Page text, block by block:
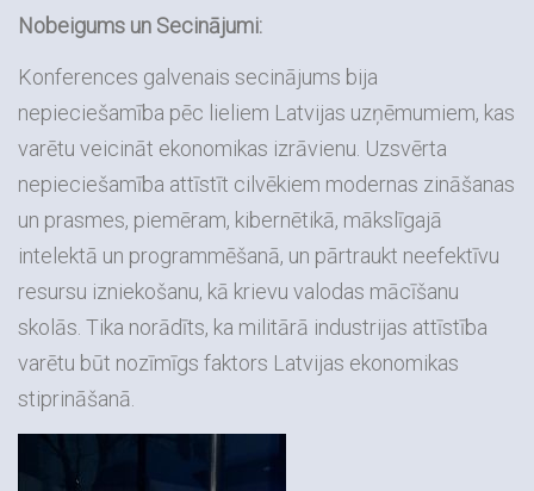
Nobeigums un Secinājumi:
Konferences galvenais secinājums bija
nepieciešamība pēc lieliem Latvijas uzņēmumiem, kas
varētu veicināt ekonomikas izrāvienu. Uzsvērta
nepieciešamība attīstīt cilvēkiem modernas zināšanas
un prasmes, piemēram, kibernētikā, mākslīgajā
intelektā un programmēšanā, un pārtraukt neefektīvu
resursu izniekošanu, kā krievu valodas mācīšanu
skolās. Tika norādīts, ka militārā industrijas attīstība
varētu būt nozīmīgs faktors Latvijas ekonomikas
stiprināšanā.